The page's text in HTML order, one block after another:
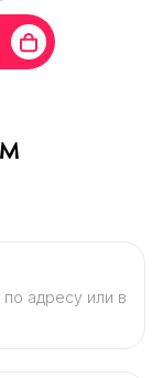
адресу или в